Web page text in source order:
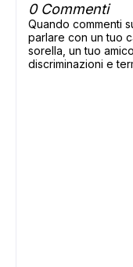
0 Commenti
Quando commenti
parlare con un tuo
sorella, un tuo
discriminazioni e